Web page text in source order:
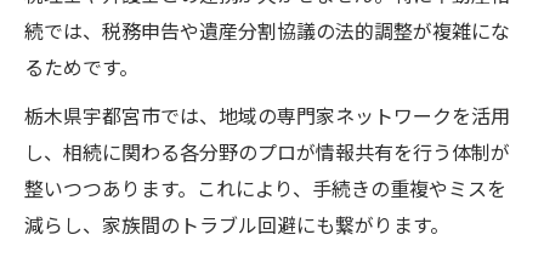
続では、税務申告や遺産分割協議の法的調整が複雑にな
るためです。
栃木県宇都宮市では、地域の専門家ネットワークを活用
し、相続に関わる各分野のプロが情報共有を行う体制が
整いつつあります。これにより、手続きの重複やミスを
減らし、家族間のトラブル回避にも繋がります。